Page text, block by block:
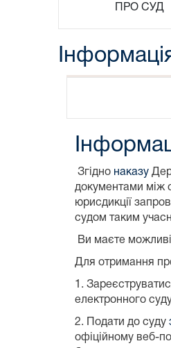
ПРО СУД
Згідно наказу
документами між
юрисдикції
судом таким
Ви маєте
Для отримання
1.
електронного
2. Подати до суду
офіційному веб-